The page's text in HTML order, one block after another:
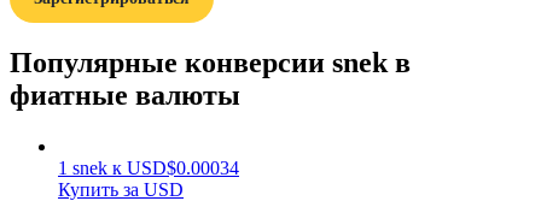
Заработок
Популярные конверсии snek в
фиатные валюты
1 snek к USD$0.00034
Купить за USD